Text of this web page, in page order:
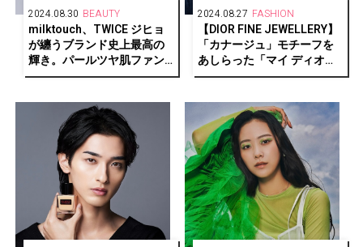
2024.08.30 BEAUTY
milktouch、TWICE ジヒョ
が纏うブランド史上最高の
輝き。パールツヤ肌ファン
デ誕生
2024.08.27 FASHION
【DIOR FINE JEWELLERY】
「カナージュ」モチーフを
あしらった「マイ ディオー
ル」が登場